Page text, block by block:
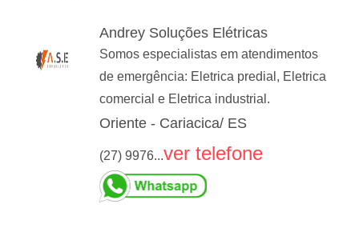
Andrey Soluções Elétricas
Somos especialistas em atendimentos
de emergência: Eletrica predial, Eletrica
comercial e Eletrica industrial.
Oriente - Cariacica/ ES
(27) 9976...ver telefone